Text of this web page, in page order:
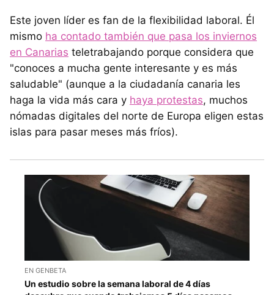
Este joven líder es fan de la flexibilidad laboral. Él
mismo ha contado también que pasa los inviernos
en Canarias teletrabajando porque considera que
"conoces a mucha gente interesante y es más
saludable" (aunque a la ciudadanía canaria les
haga la vida más cara y haya protestas, muchos
nómadas digitales del norte de Europa eligen estas
islas para pasar meses más fríos).
EN GENBETA
Un estudio sobre la semana laboral de 4 días